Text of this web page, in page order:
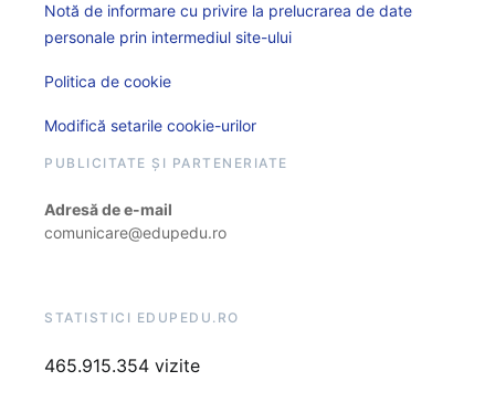
Notă de informare cu privire la prelucrarea de date
personale prin intermediul site-ului
Politica de cookie
Modifică setarile cookie-urilor
PUBLICITATE ȘI PARTENERIATE
Adresă de e-mail
comunicare@edupedu.ro
STATISTICI EDUPEDU.RO
465.915.354 vizite